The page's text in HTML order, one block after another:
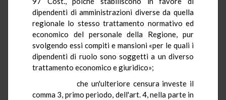
dipendenti di amministrazioni diverse da quella
regionale lo stesso trattamento normativo ed
economico del personale della Regione, pur
svolgendo essi compiti e mansioni «per le quali i
dipendenti di ruolo sono soggetti a un diverso
trattamento economico e giuridico»;
che un'ulteriore censura investe il
comma 3, primo periodo, dell'art. 4, nella parte in